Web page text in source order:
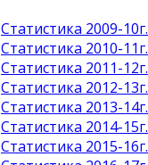
Статистика 2009-10г.
Статистика 2010-11г.
Статистика 2011-12г.
Статистика 2012-13г.
Статистика 2013-14г.
Статистика 2014-15г.
Статистика 2015-16г.